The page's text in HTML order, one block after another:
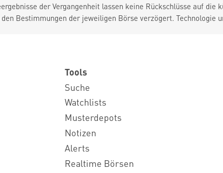
der Vergangenheit lassen keine Rückschlüsse auf die
Bestimmungen der jeweiligen Börse verzögert. Technologie
Tools
Suche
Watchlists
Musterdepots
Notizen
Alerts
Realtime Börsen